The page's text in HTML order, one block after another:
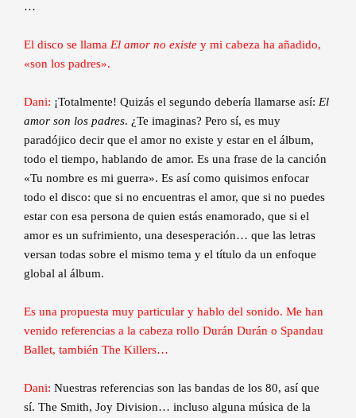
…
El disco se llama El amor no existe y mi cabeza ha añadido,
«son los padres».
Dani: ¡Totalmente! Quizás el segundo debería llamarse así: El
amor son los padres. ¿Te imaginas? Pero sí, es muy
paradójico decir que el amor no existe y estar en el álbum,
todo el tiempo, hablando de amor. Es una frase de la canción
«Tu nombre es mi guerra». Es así como quisimos enfocar
todo el disco: que si no encuentras el amor, que si no puedes
estar con esa persona de quien estás enamorado, que si el
amor es un sufrimiento, una desesperación… que las letras
versan todas sobre el mismo tema y el título da un enfoque
global al álbum.
Es una propuesta muy particular y hablo del sonido. Me han
venido referencias a la cabeza rollo Durán Durán o Spandau
Ballet, también The Killers…
Dani: Nuestras referencias son las bandas de los 80, así que
sí. The Smith, Joy Division… incluso alguna música de la